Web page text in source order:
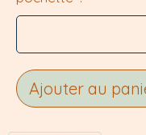
Ajouter au